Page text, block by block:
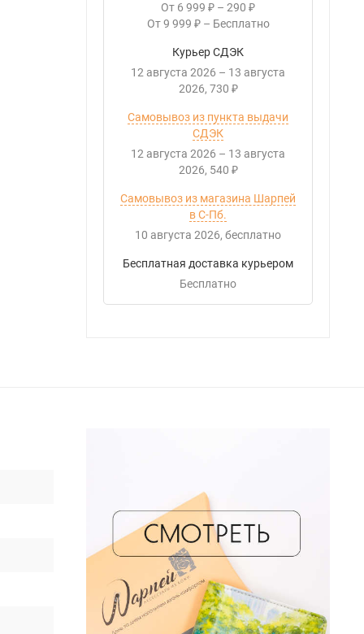
От 6 999 ₽ – 290 ₽
От 9 999 ₽ – Бесплатно
Курьер СДЭК
12 августа 2026 – 13 августа
2026 730 ₽
Самовывоз из пункта выдачи
СДЭК
12 августа 2026 – 13 августа
2026 540 ₽
Самовывоз из магазина Шарпей
в С-Пб.
10 августа 2026
Бесплатно
Бесплатная доставка курьером
Бесплатно